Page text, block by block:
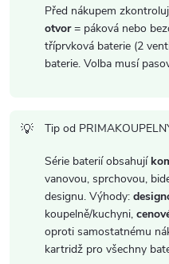
Před nákupem
otvor= páková nebo
tříprvková baterie (2
baterie. Volba musí
Tip od
Série baterií obsahují
vanovou, sprchovou,
designu. Výhody:
koupelně/kuchyni,
oproti samostatnému
kartridž pro všechny